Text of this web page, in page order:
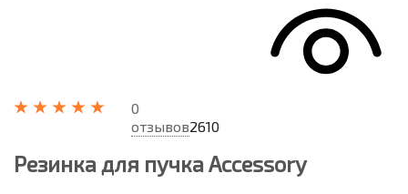
0
отзывов2610
Резинка для пучка Accessory